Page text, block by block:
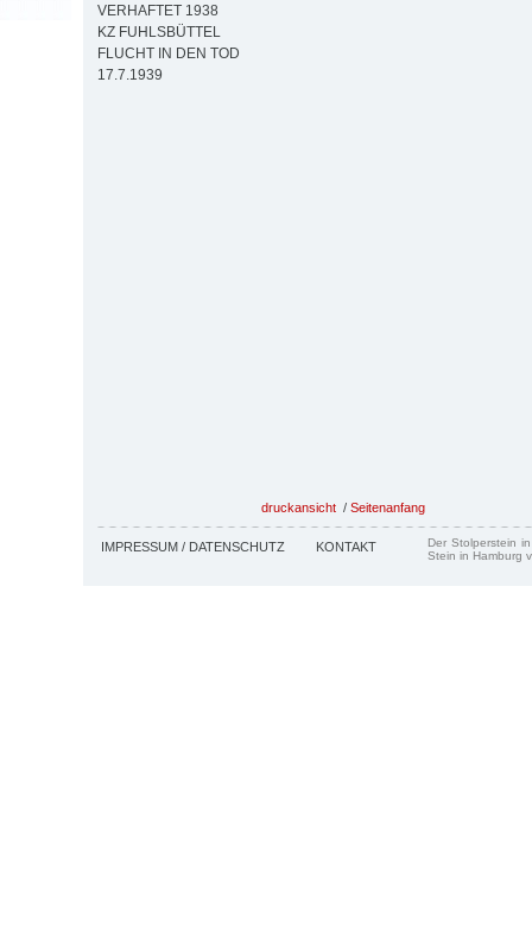
VERHAFTET 1938
KZ FUHLSBÜTTEL
FLUCHT IN DEN TOD
17.7.1939
druckansicht / Seitenanfang
IMPRESSUM / DATENSCHUTZ KONTAKT
Der Stolperstein
Stein in Hamburg